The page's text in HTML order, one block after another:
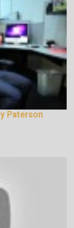
Paterson